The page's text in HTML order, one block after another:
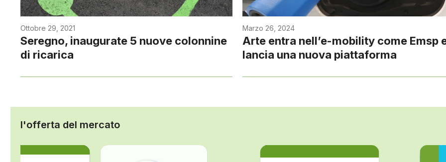
Ottobre 29, 2021
Seregno, inaugurate 5 nuove colonnine
di ricarica
Marzo 26, 2024
Arte entra nell’e-mobility come Emsp
lancia una nuova piattaforma
l'offerta del mercato